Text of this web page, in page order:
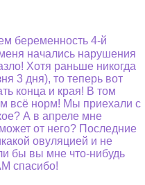
беременность 4-й
начались нарушения
Хотя раньше никогда
3 дня), то теперь вот
конца и края! В том
всё норм! Мы приехали с
А в апреле мне
от него? Последние
овуляцией и не
бы вы мне что-нибудь
спасибо!